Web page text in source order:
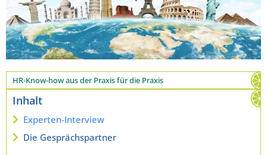
HR-Know-how aus der Praxis für die Praxis
Inhalt
Experten-Interview
Die Gesprächspartner